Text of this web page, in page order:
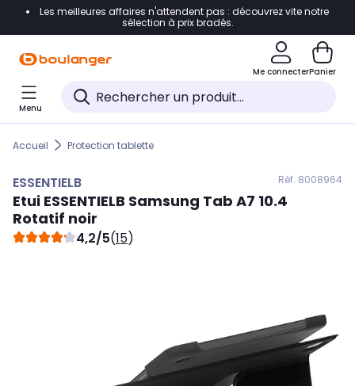
Accéder directement à la navigation
Accéder directement au pied de page
Accéder directement au chatbot
Les meilleures affaires n'attendent pas : découvrez vite notre
sélection à prix bradés.
Me connecterPanier
Menu
Accueil Protection tablette
ESSENTIELB Réf. 8008964
Etui ESSENTIELB Samsung Tab A7 10.4
Rotatif noir
4,2/5(15)